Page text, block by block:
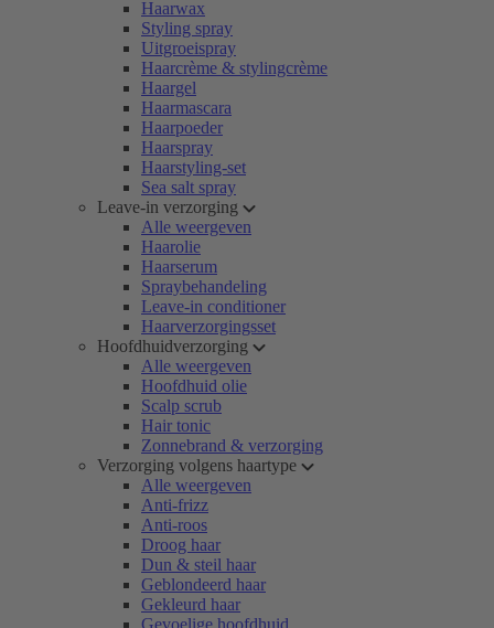
Haarwax
Styling spray
Uitgroeispray
Haarcrème & stylingcrème
Haargel
Haarmascara
Haarpoeder
Haarspray
Haarstyling-set
Sea salt spray
Leave-in verzorging
Alle weergeven
Haarolie
Haarserum
Spraybehandeling
Leave-in conditioner
Haarverzorgingsset
Hoofdhuidverzorging
Alle weergeven
Hoofdhuid olie
Scalp scrub
Hair tonic
Zonnebrand & verzorging
Verzorging volgens haartype
Alle weergeven
Anti-frizz
Anti-roos
Droog haar
Dun & steil haar
Geblondeerd haar
Gekleurd haar
Gevoelige hoofdhuid